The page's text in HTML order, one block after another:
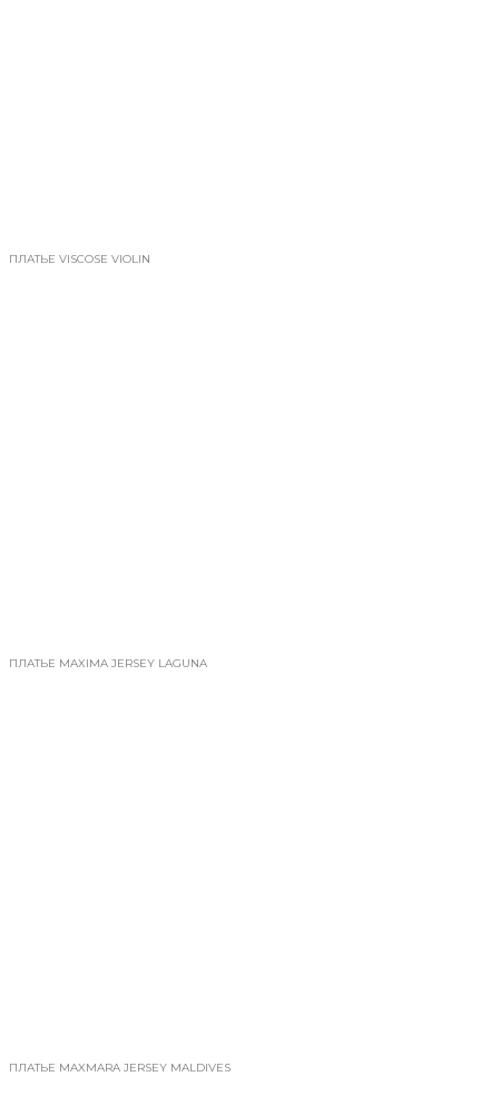
ПЛАТЬЕ VISCOSE VIOLIN
ПЛАТЬЕ MAXIMA JERSEY LAGUNA
ПЛАТЬЕ MAXMARA JERSEY MALDIVES